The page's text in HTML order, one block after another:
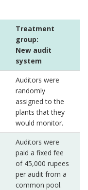
Treatment
group:
New audit
system
Auditors were
randomly
assigned to the
plants that they
would monitor.
Auditors were
paid a fixed fee
of 45,000 rupees
per audit from a
common pool.